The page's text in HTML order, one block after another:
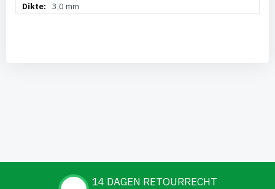
3,0 mm
14 DAGEN RETOURRECHT